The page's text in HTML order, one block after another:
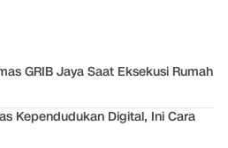
GRIB Jaya Saat Eksekusi Rumah
Kependudukan Digital, Ini Cara